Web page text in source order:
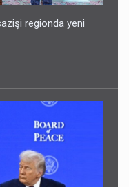
regionda yeni